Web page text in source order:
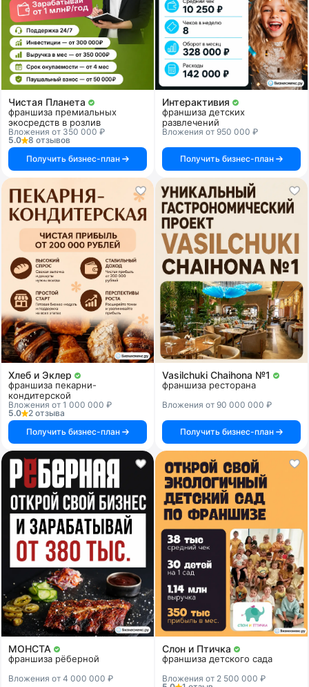
Чистая Планета
франшиза премиальных
экосредств в розлив
Вложения от 350 000 ₽
5.0
8 отзывов
Получить бизнес-план
Интерактивия
франшиза детских
развлечений
Вложения от 950 000 ₽
Получить бизнес-план
Хлеб и Эклер
франшиза пекарни-
кондитерской
Вложения от 1 000 000 ₽
5.0
2 отзыва
Получить бизнес-план
Vasilchuki Chaihona №1
франшиза ресторана
Вложения от 90 000 000 ₽
Получить бизнес-план
МОНСТА
франшиза рёберной
Вложения от 4 000 000 ₽
Слон и Птичка
франшиза детского сада
Вложения от 2 500 000 ₽